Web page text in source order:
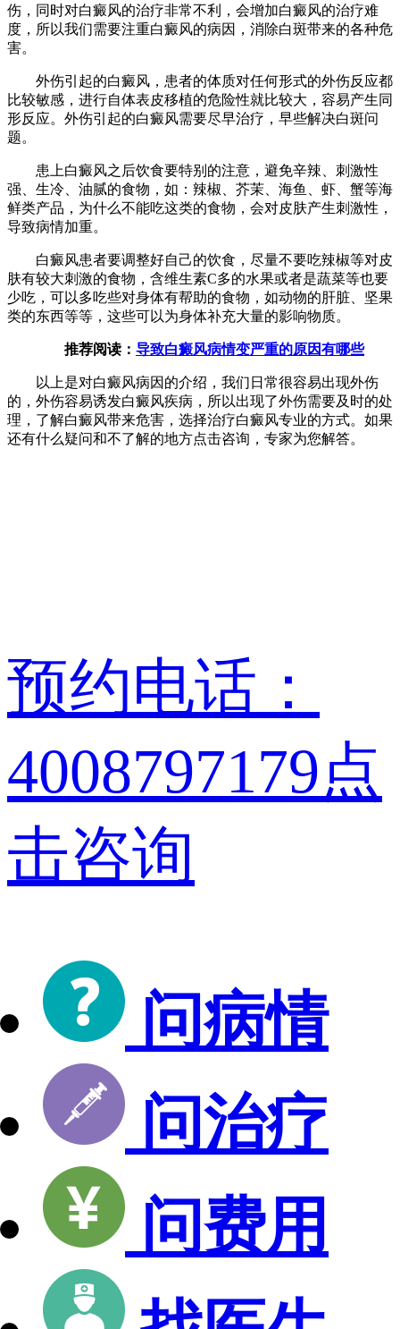
伤，同时对白癜风的治疗非常不利，会增加白癜风的治疗难
度，所以我们需要注重白癜风的病因，消除白斑带来的各种危
害。
外伤引起的白癜风，患者的体质对任何形式的外伤反应都
比较敏感，进行自体表皮移植的危险性就比较大，容易产生同
形反应。外伤引起的白癜风需要尽早治疗，早些解决白斑问
题。
患上白癜风之后饮食要特别的注意，避免辛辣、刺激性
强、生冷、油腻的食物，如：辣椒、芥茉、海鱼、虾、蟹等海
鲜类产品，为什么不能吃这类的食物，会对皮肤产生刺激性，
导致病情加重。
白癜风患者要调整好自己的饮食，尽量不要吃辣椒等对皮
肤有较大刺激的食物，含维生素C多的水果或者是蔬菜等也要
少吃，可以多吃些对身体有帮助的食物，如动物的肝脏、坚果
类的东西等等，这些可以为身体补充大量的影响物质。
推荐阅读： 导致白癜风病情变严重的原因有哪些
以上是对白癜风病因的介绍，我们日常很容易出现外伤
的，外伤容易诱发白癜风疾病，所以出现了外伤需要及时的处
理，了解白癜风带来危害，选择治疗白癜风专业的方式。如果
还有什么疑问和不了解的地方点击咨询，专家为您解答。
预约电话：
4008797179点
击咨询
问病情
问治疗
问费用